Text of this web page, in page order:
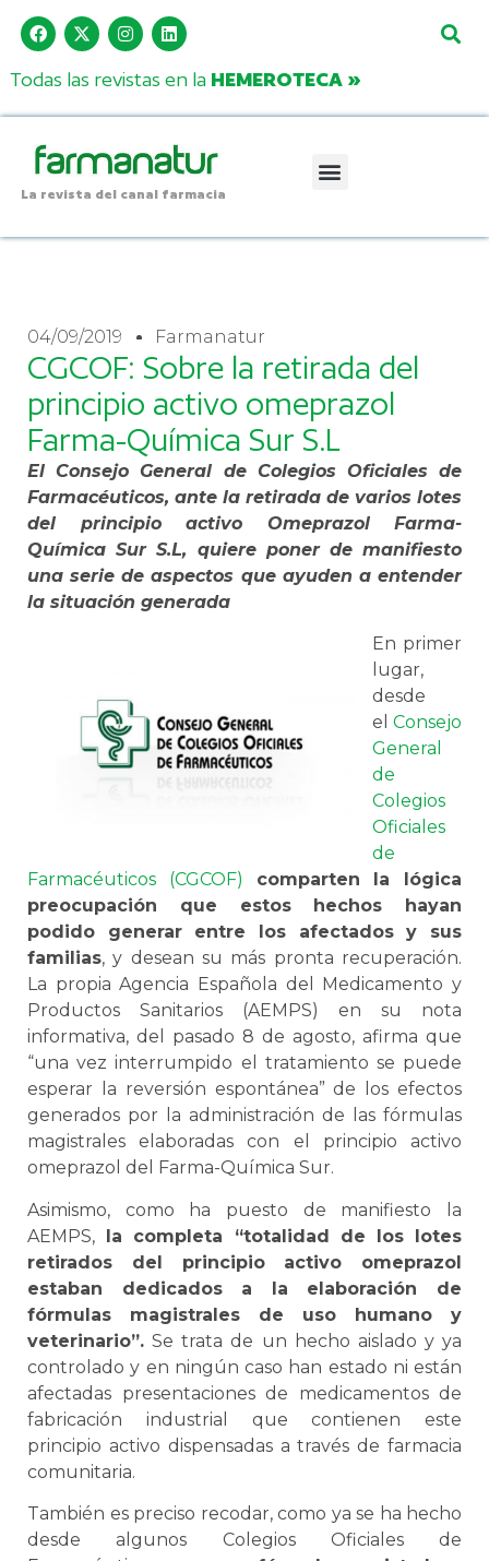
Todas las revistas en la HEMEROTECA »
La revista del canal farmacia
04/09/2019 Farmanatur
CGCOF: Sobre la retirada del
principio activo omeprazol
Farma-Química Sur S.L
El Consejo General de Colegios Oficiales de
Farmacéuticos, ante la retirada de varios lotes
del principio activo Omeprazol Farma-
Química Sur S.L, quiere poner de manifiesto
una serie de aspectos que ayuden a entender
la situación generada
En primer
lugar,
desde
el Consejo
General
de
Colegios
Oficiales
de
Farmacéuticos (CGCOF)
comparten la lógica
preocupación que estos hechos hayan
podido generar entre los afectados y sus
familias, y desean su más pronta recuperación.
La propia Agencia Española del Medicamento y
Productos Sanitarios (AEMPS) en su nota
informativa, del pasado 8 de agosto, afirma que
“una vez interrumpido el tratamiento se puede
esperar la reversión espontánea” de los efectos
generados por la administración de las fórmulas
magistrales elaboradas con el principio activo
omeprazol del Farma-Química Sur.
Asimismo, como ha puesto de manifiesto la
AEMPS, la completa “totalidad de los lotes
retirados del principio activo omeprazol
estaban dedicados a la elaboración de
fórmulas magistrales de uso humano y
veterinario”. Se trata de un hecho aislado y ya
controlado y en ningún caso han estado ni están
afectadas presentaciones de medicamentos de
fabricación industrial que contienen este
principio activo dispensadas a través de farmacia
comunitaria.
También es preciso recodar, como ya se ha hecho
desde algunos Colegios Oficiales de